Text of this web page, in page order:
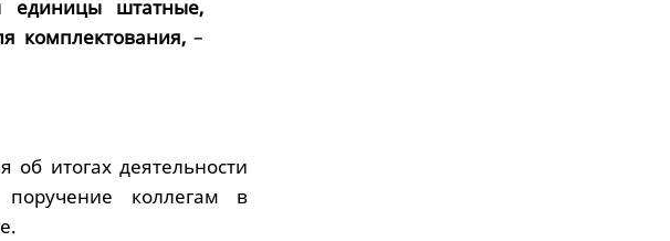
единицы штатные,
комплектования, –
об итогах деятельности
коллегам в